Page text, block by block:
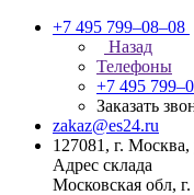
+7 495 799–08–08
Назад
Телефоны
+7 495
Заказать
zakaz@es24.ru
127081, г.
Адрес склада
Московская обл,